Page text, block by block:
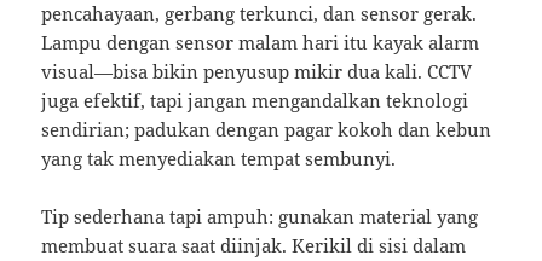
pencahayaan, gerbang terkunci, dan sensor gerak.
Lampu dengan sensor malam hari itu kayak alarm
visual—bisa bikin penyusup mikir dua kali. CCTV
juga efektif, tapi jangan mengandalkan teknologi
sendirian; padukan dengan pagar kokoh dan kebun
yang tak menyediakan tempat sembunyi.
Tip sederhana tapi ampuh: gunakan material yang
membuat suara saat diinjak. Kerikil di sisi dalam